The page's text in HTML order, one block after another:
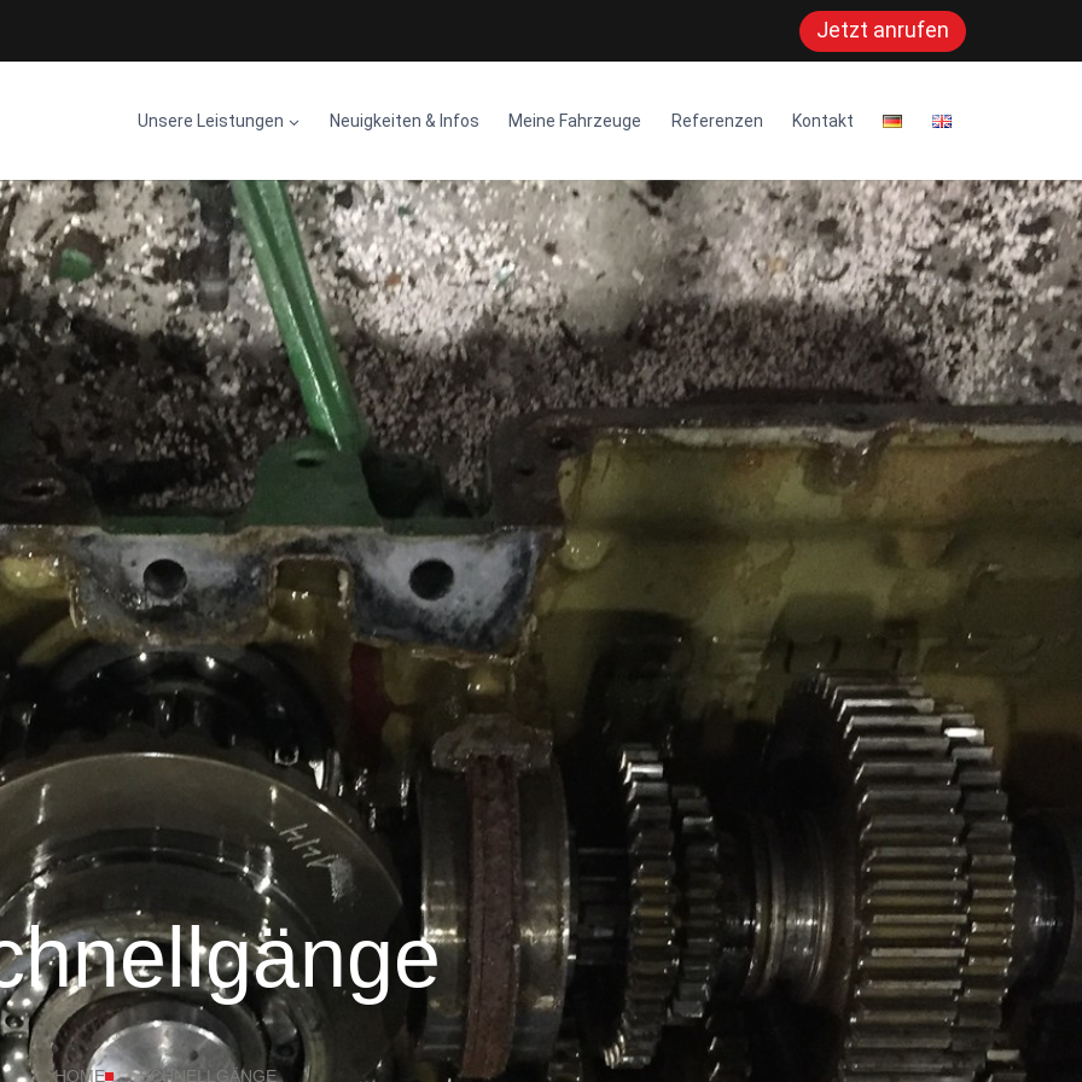
Jetzt anrufen
Unsere Leistungen Neuigkeiten & Infos Meine Fahrzeuge Referenzen Kontakt
HOME SCHNELLGÄNGE